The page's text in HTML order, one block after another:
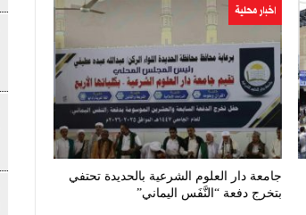
اخبار محلية
جامعة دار العلوم الشرعية بالحديدة تحتفي
بتخرج دفعة “النَّفَس اليماني”